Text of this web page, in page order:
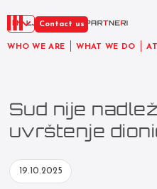
WHO WE ARE WHAT WE DO
EN Contact us
Sud nije
uvrštenje
19.10.2025